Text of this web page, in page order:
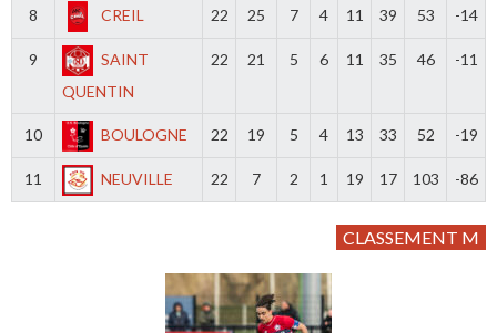
8 CREIL 22 25 7 4 11 39 53 -14
9
SAINT
QUENTIN
22 21 5 6 11 35 46 -11
10 BOULOGNE 22 19 5 4 13 33 52 -19
11 NEUVILLE 22 7 2 1 19 17 103 -86
CLASSEMENT M